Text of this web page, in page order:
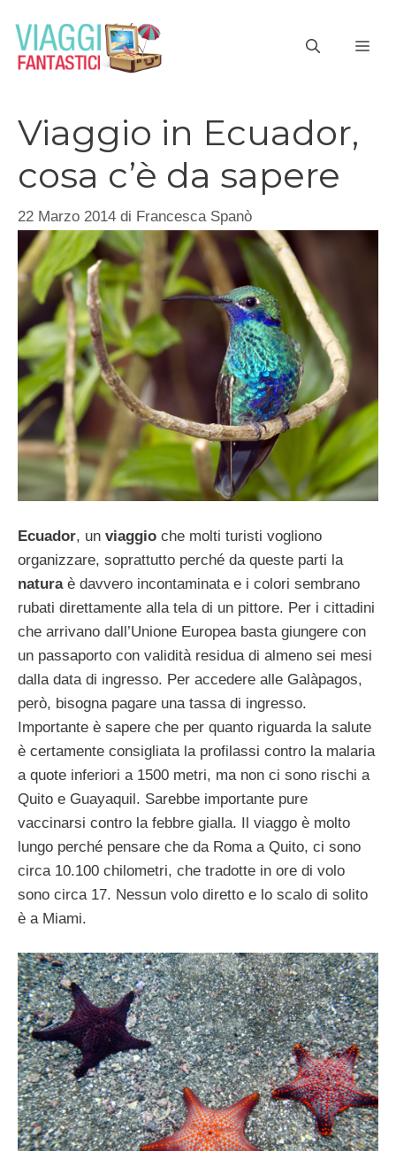
contenuto
Viaggio in Ecuador,
cosa c’è da sapere
22 Marzo 2014 di Francesca Spanò
Ecuador, un viaggio che molti turisti vogliono
organizzare, soprattutto perché da queste parti la
naturaè davvero incontaminata e i colori sembrano
rubati direttamente alla tela di un pittore. Per i cittadini
che arrivano dall’Unione Europea basta giungere con
un passaporto con validità residua di almeno sei mesi
dalla data di ingresso. Per accedere alle Galàpagos,
però, bisogna pagare una tassa di ingresso.
Importante è sapere che per quanto riguarda la salute
è certamente consigliata la profilassi contro la malaria
a quote inferiori a 1500 metri, ma non ci sono rischi a
Quito e Guayaquil. Sarebbe importante pure
vaccinarsi contro la febbre gialla. Il viaggo è molto
lungo perché pensare che da Roma a Quito, ci sono
circa 10.100 chilometri, che tradotte in ore di volo
sono circa 17. Nessun volo diretto e lo scalo di solito
è a Miami.